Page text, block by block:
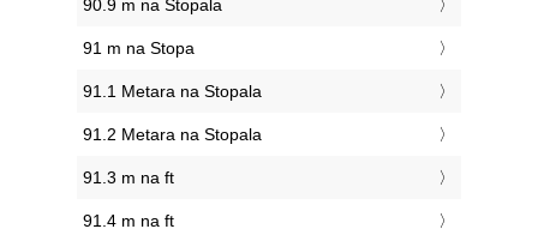
90.9 m na Stopala
91 m na Stopa
91.1 Metara na Stopala
91.2 Metara na Stopala
91.3 m na ft
91.4 m na ft